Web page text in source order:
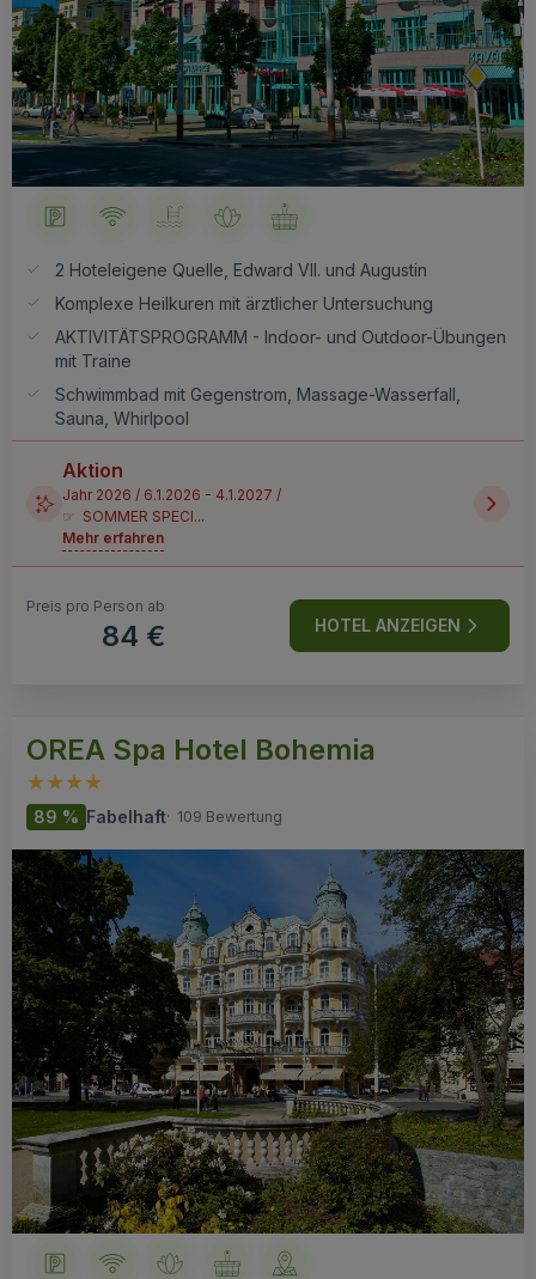
2 Hoteleigene Quelle, Edward VII. und Augustin
Komplexe Heilkuren mit ärztlicher Untersuchung
AKTIVITÄTSPROGRAMM - Indoor- und Outdoor-Übungen
mit Traine
Schwimmbad mit Gegenstrom, Massage-Wasserfall,
Sauna, Whirlpool
Aktion
Jahr 2026 / 6.1.2026 - 4.1.2027 /
☞ SOMMER SPECI...
Mehr erfahren
Preis pro Person ab
84 € HOTEL ANZEIGEN
OREA Spa Hotel Bohemia
89 % Fabelhaft· 109 Bewertung